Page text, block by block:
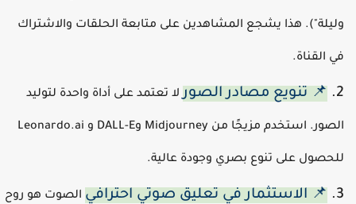
هذا يشجع المشاهدين على متابعة الحلقات والاشتراك
القناة.
📌 تنويع مصادر الصورلا تعتمد على أداة واحدة لتوليد
الصور. استخدم مزيجًا من Midjourney وDALL-E و Leonardo.ai
على تنوع بصري وجودة عالية.
📌 الاستثمار في تعليق صوتي احترافيالصوت هو روح